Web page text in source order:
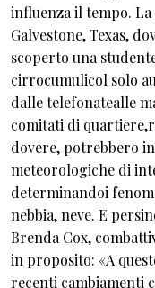
influenza il tempo.
Galvestone, Texas,
scoperto una
cirrocumulicol solo
dalle telefonatealle
comitati di
dovere, potrebbero
meteorologiche di
determinandoi
nebbia, neve. E
Brenda Cox,
in proposito: «A
recenti cambiamenti